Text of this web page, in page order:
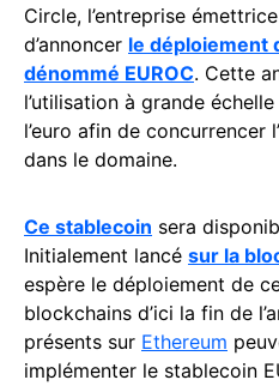
Circle, l’entreprise
d’annoncer le déploiement
dénommé EUROC. Cette
l’utilisation à grande
l’euro afin de concurrencer
dans le domaine.
Ce stablecoin sera
Initialement lancé sur la
espère le déploiement de
blockchains d’ici la fin de
présents sur Ethereum
implémenter le stablecoin